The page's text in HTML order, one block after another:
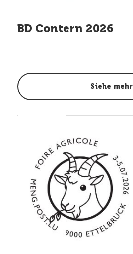
BD Contern 2026
Siehe mehr